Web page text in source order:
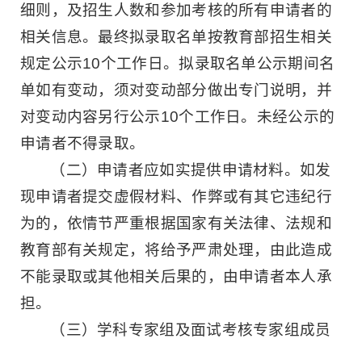
细则，及招生人数和参加考核的所有申请者的
相关信息。最终拟录取名单按教育部招生相关
规定公示10个工作日。拟录取名单公示期间名
单如有变动，须对变动部分做出专门说明，并
对变动内容另行公示10个工作日。未经公示的
申请者不得录取。
（二）申请者应如实提供申请材料。如发
现申请者提交虚假材料、作弊或有其它违纪行
为的，依情节严重根据国家有关法律、法规和
教育部有关规定，将给予严肃处理，由此造成
不能录取或其他相关后果的，由申请者本人承
担。
（三）学科专家组及面试考核专家组成员